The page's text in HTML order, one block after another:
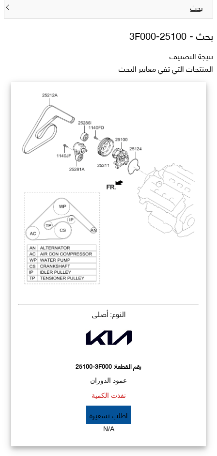
بحث
بحث -25100-3F000
نتيجة التصنيف
المنتجات التي تفي معايير البحث
النوع: أصلي
رقم القطعة:25100-3F000
عمود الدوران
نفذت الكمية
اطلب تسعيرة
N/A